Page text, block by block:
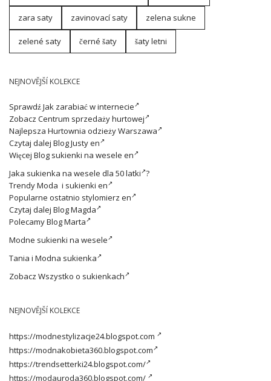
zara saty zavinovací saty zelena sukne
zelené saty černé šaty šaty letni
NEJNOVĚJŠÍ KOLEKCE
SprawdźJak zarabiać w internecie
Zobacz Centrum sprzedaży hurtowej
Najlepsza Hurtownia odzieży Warszawa
Czytaj dalej Blog Justy en
Więcej Blog sukienki na wesele en
Jaka sukienka na wesele dla 50 latki ?
TrendyModa i sukienki en
Popularne ostatnio stylomierz en
Czytaj dalej Blog Magda
PolecamyBlog Marta
Modne sukienki na wesele
Tania i Modna sukienka
Zobacz Wszystko o sukienkach
NEJNOVĚJŠÍ KOLEKCE
https://modnestylizacje24.blogspot.com
https://modnakobieta360.blogspot.com
https://trendsetterki24.blogspot.com/
https://modauroda360.blogspot.com/